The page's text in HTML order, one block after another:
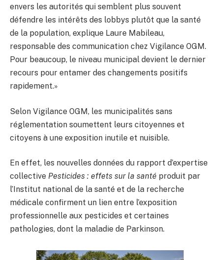
envers les autorités qui semblent plus souvent
défendre les intérêts des lobbys plutôt que la santé
de la population, explique Laure Mabileau,
responsable des communication chez Vigilance OGM.
Pour beaucoup, le niveau municipal devient le dernier
recours pour entamer des changements positifs
rapidement.»
Selon Vigilance OGM, les municipalités sans
réglementation soumettent leurs citoyennes et
citoyens à une exposition inutile et nuisible.
En effet, les nouvelles données du rapport d’expertise
collective Pesticides : effets sur la santé produit par
l’Institut national de la santé et de la recherche
médicale confirment un lien entre l’exposition
professionnelle aux pesticides et certaines
pathologies, dont la maladie de Parkinson.